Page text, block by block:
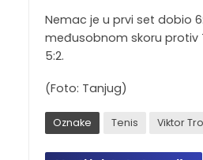
Nemac je u prvi set dobio
međusobnom skoru protiv
5:2.
(Foto: Tanjug)
Oznake Tenis Viktor